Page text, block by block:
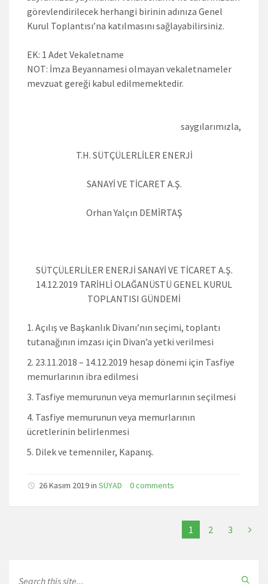
görevlendirilecek herhangi birinin adınıza Genel
Kurul Toplantısı’na katılmasını sağlayabilirsiniz.
EK: 1 Adet Vekaletname
NOT: İmza Beyannamesi olmayan vekaletnameler
mevzuat gereği kabul edilmemektedir.
saygılarımızla,
T.H. SÜTÇÜLERLİLER ENERJİ
SANAYİ VE TİCARET A.Ş.
Orhan Yalçın DEMİRTAŞ
SÜTÇÜLERLİLER ENERJİ SANAYİ VE TİCARET A.Ş.
14.12.2019 TARİHLİ OLAĞANÜSTÜ GENEL KURUL
TOPLANTISI GÜNDEMİ
Açılış ve Başkanlık Divanı’nın seçimi, toplantı
tutanağının imzası için Divan’a yetki verilmesi
23.11.2018 – 14.12.2019 hesap dönemi için Tasfiye
memurlarının ibra edilmesi
Tasfiye memurunun veya memurlarının seçilmesi
Tasfiye memurunun veya memurlarının
ücretlerinin belirlenmesi
Dilek ve temenniler, Kapanış.
26 Kasım 2019 in SÜYAD 0 comments
1 2 3